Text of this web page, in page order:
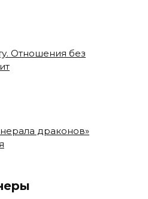
Отношения без
драконов»